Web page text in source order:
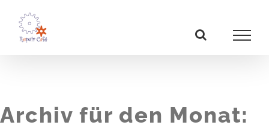
Inhalt
Archiv für den Monat: